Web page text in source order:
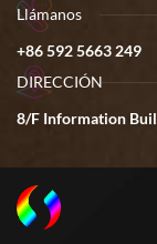
Llámanos
+86 592 5663 249
DIRECCIÓN
8/F Information